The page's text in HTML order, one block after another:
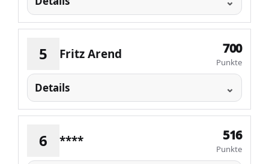
5 Fritz Arend 700
Punkte
Details
6 **** 516
Punkte